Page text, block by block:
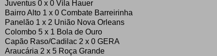
Juventus 0 x 0 Vila Hauer
Bairro Alto 1 x 0 Combate Barreirinha
Panelão 1 x 2 União Nova Orleans
Colombo 5 x 1 Bola de Ouro
Capão Raso/Cadilac 2 x 0 GERA
Araucária 2 x 5 Roça Grande